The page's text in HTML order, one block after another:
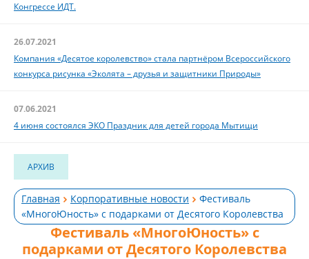
Конгрессе ИДТ.
26.07.2021
Компания «Десятое королевство» стала партнёром Всероссийского
конкурса рисунка «Эколята – друзья и защитники Природы»
07.06.2021
4 июня состоялся ЭКО Праздник для детей города Мытищи
АРХИВ
Главная Корпоративные новости
Фестиваль
«МногоЮность» с подарками от Десятого Королевства
Фестиваль «МногоЮность» с
подарками от Десятого Королевства